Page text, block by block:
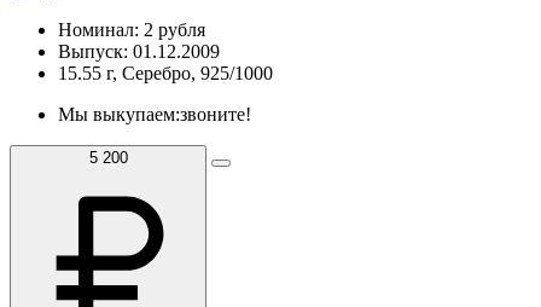
Номинал: 2 рубля
Выпуск: 01.12.2009
15.55 г, Серебро, 925/1000
Мы выкупаем:звоните!
5 200